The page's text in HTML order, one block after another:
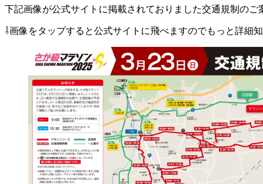
下記画像が公式サイトに掲載されておりました交通規制のご
⇩画像をタップすると公式サイトに飛べますのでもっと詳細